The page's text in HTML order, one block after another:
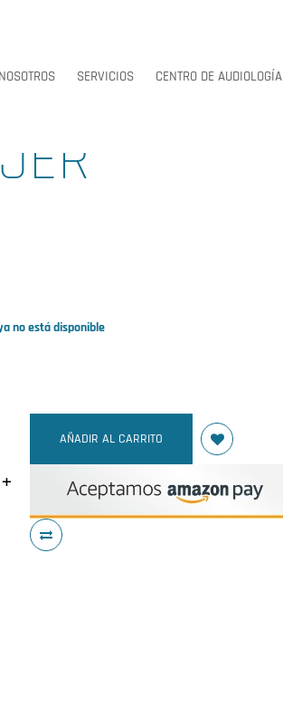
NOSOTROS SERVICIOS CENTRO DE AUDIOLOGÍA
no está disponible
+
AÑADIR AL CARRITO